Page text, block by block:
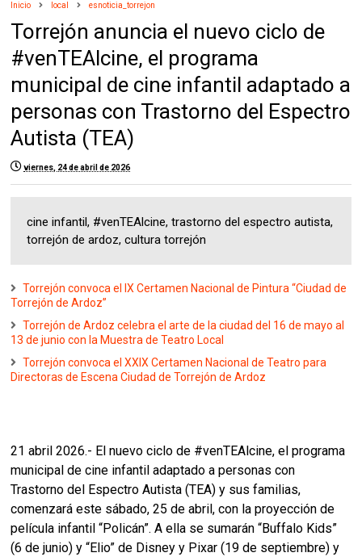
Inicio local esnoticia_torrejon
Torrejón anuncia el nuevo ciclo de
#venTEAlcine, el programa
municipal de cine infantil adaptado a
personas con Trastorno del Espectro
Autista (TEA)
viernes, 24 de abril de 2026
cine infantil, #venTEAlcine, trastorno del espectro autista,
torrejón de ardoz, cultura torrejón
Torrejón convoca el IX Certamen Nacional de Pintura “Ciudad de
Torrejón de Ardoz”
Torrejón de Ardoz celebra el arte de la ciudad del 16 de mayo al
13 de junio con la Muestra de Teatro Local
Torrejón convoca el XXIX Certamen Nacional de Teatro para
Directoras de Escena Ciudad de Torrejón de Ardoz
21 abril 2026.- El nuevo ciclo de #venTEAlcine, el programa
municipal de cine infantil adaptado a personas con
Trastorno del Espectro Autista (TEA) y sus familias,
comenzará este sábado, 25 de abril, con la proyección de
película infantil “Policán”. A ella se sumarán “Buffalo Kids”
(6 de junio) y “Elio” de Disney y Pixar (19 de septiembre) y